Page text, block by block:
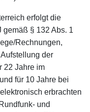
erfolgt die
gemäß § 132 Abs. 1
Rechnungen,
der
22 Jahre im
für 10 Jahre bei
erbrachten
und